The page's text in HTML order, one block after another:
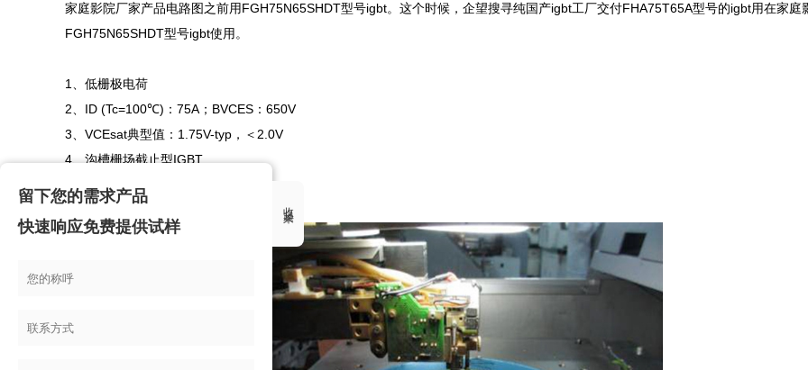
家庭影院厂家产品电路图之前用FGH75N65SHDT型号igbt。这个时候，企望搜寻纯国产igbt工厂交付FHA75T65A型号的igbt用在家庭
FGH75N65SHDT型号igbt使用。
1、低栅极电荷
2、ID (Tc=100℃)：75A；BVCES：650V
3、VCEsat典型值：1.75V-typ，＜2.0V
4、沟槽栅场截止型IGBT
5、低开关损耗等
留下您的需求产品
快速响应免费提供试样